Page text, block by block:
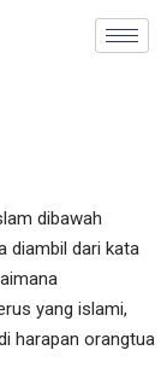
dibawah
diambil dari kata
yang islami,
harapan orangtua